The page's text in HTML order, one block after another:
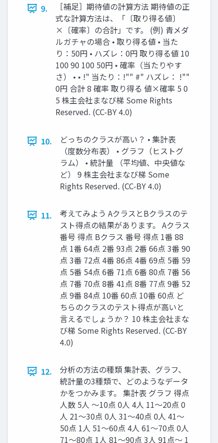
9.
［補足］期待値の計算方法 期待値の正
式な計算方法は、「〔取り得る値〕
×〔確率〕の合計」です。 (例) 青メダ
ルガチャの場合 • 取り得る値 • 当た
り：50円 • ハズレ：0円 取り得る値 10
100 90 100 50円 • 確率（当たりやす
さ） • • !" 当たり：!"" #" ハズレ： !""
0円 合計 8 確率 取り得る 値×確率 5 0
5 株主会社まなび梯 Some Rights
Reserved. (CC-BY 4.0)
10.
どっちのクラスが高い？ • 集計表
（度数分布表） • グラフ（ヒストグ
ラム） • 統計量 （平均値、中央値な
ど） 9 株主会社まなび梯 Some
Rights Reserved. (CC-BY 4.0)
11.
考えてみよう AクラスとBクラスのテ
スト得点の結果があります。 Aクラス
番号 得点 Bクラス 番号 得点 1番 88
点 1番 64点 2番 93点 2番 66点 3番 90
点 3番 72点 4番 86点 4番 69点 5番 59
点 5番 54点 6番 71点 6番 80点 7番 56
点 7番 70点 8番 41点 8番 77点 9番 52
点 9番 84点 10番 60点 10番 60点 ど
ちらのクラスのテスト得点が高いと
言えるでしょうか？ 10 株主会社まな
び梯 Some Rights Reserved. (CC-BY
4.0)
12.
分析の方法の種類 集計表、グラフ、
統計量の3種類で、どのようなデータ
かをつかみます。 集計表 グラフ 得点
人数 5人 〜10点 0人 4人 11〜20点 0
人 21〜30点 0人 31〜40点 0人 41〜
50点 1人 51〜60点 4人 61〜70点 0人
71〜80点 1人 81〜90点 3人 91点〜 1